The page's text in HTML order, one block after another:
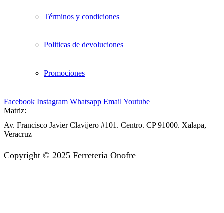
Términos y condiciones
Politicas de devoluciones
Promociones
Facebook Instagram Whatsapp Email Youtube
Matriz:
Av. Francisco Javier Clavijero #101. Centro. CP 91000. Xalapa,
Veracruz
Copyright © 2025 Ferretería Onofre